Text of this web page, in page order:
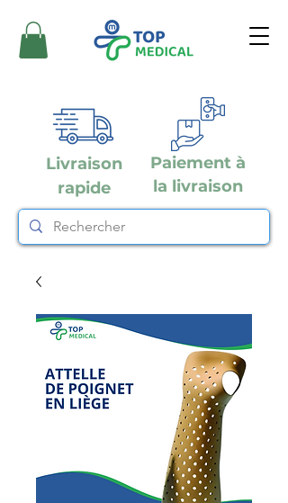
Livraison
rapide
Paiement à
la livraison